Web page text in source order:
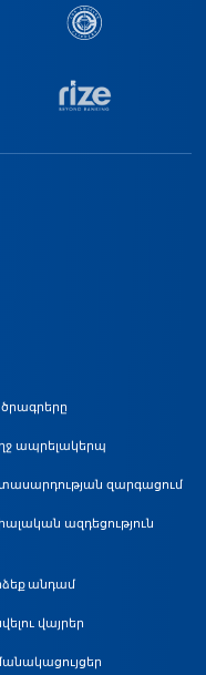
ապրելակերպ
զարգացում
ազդեցություն
անդամ
վայրեր